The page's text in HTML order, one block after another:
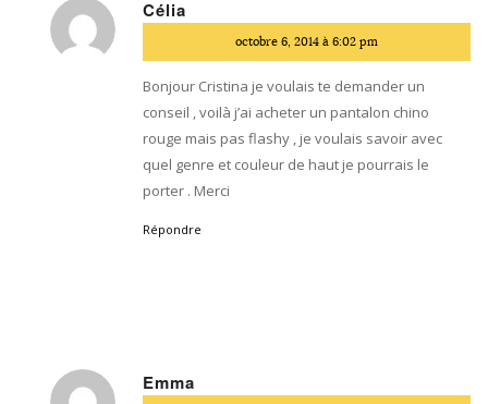
Célia
:
octobre 6, 2014 à 6:02 pm
Bonjour Cristina je voulais te demander un
conseil , voilà j’ai acheter un pantalon chino
rouge mais pas flashy , je voulais savoir avec
quel genre et couleur de haut je pourrais le
porter . Merci
Répondre
Emma